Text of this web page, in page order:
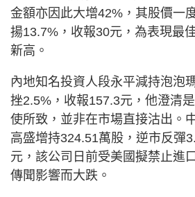
金額亦因此大增42%，其股價一
揚13.7%，收報30元，為表現最
新高。
內地知名投資人段永平減持泡泡
挫2.5%，收報157.3元，他澄清
使所致，並非在市場直接沽出。
高盛增持324.51萬股，逆市反彈
元，該公司日前受美國擬禁止進
傳聞影響而大跌。